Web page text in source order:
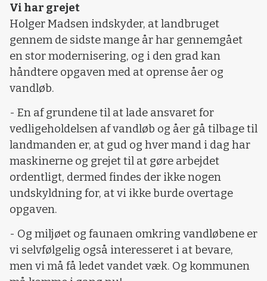
Vi har grejet
Holger Madsen indskyder, at landbruget
gennem de sidste mange år har gennemgået
en stor modernisering, og i den grad kan
håndtere opgaven med at oprense åer og
vandløb.
- En af grundene til at lade ansvaret for
vedligeholdelsen af vandløb og åer gå tilbage til
landmanden er, at gud og hver mand i dag har
maskinerne og grejet til at gøre arbejdet
ordentligt, dermed findes der ikke nogen
undskyldning for, at vi ikke burde overtage
opgaven.
- Og miljøet og faunaen omkring vandløbene er
vi selvfølgelig også interesseret i at bevare,
men vi må få ledet vandet væk. Og kommunen